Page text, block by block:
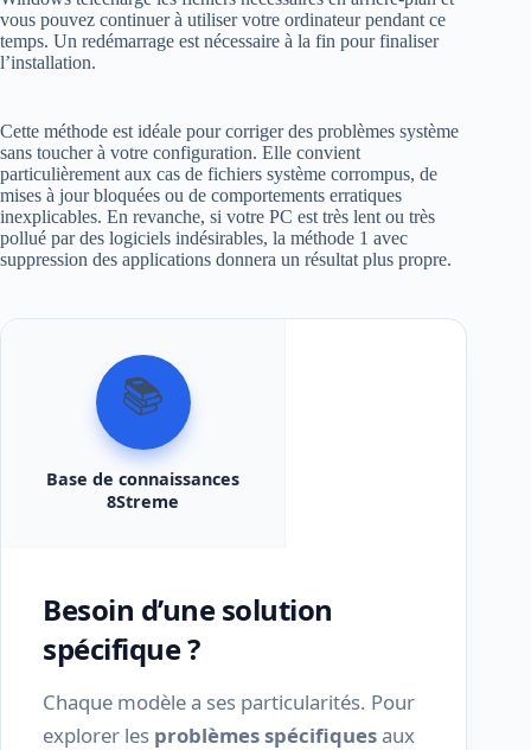
vous pouvez continuer à utiliser votre ordinateur pendant ce
temps. Un redémarrage est nécessaire à la fin pour finaliser
l’installation.
Cette méthode est idéale pour corriger des problèmes système
sans toucher à votre configuration. Elle convient
particulièrement aux cas de fichiers système corrompus, de
mises à jour bloquées ou de comportements erratiques
inexplicables. En revanche, si votre PC est très lent ou très
pollué par des logiciels indésirables, la méthode 1 avec
suppression des applications donnera un résultat plus propre.
📚
Base de connaissances
8Streme
Besoin d’une solution
spécifique ?
Chaque modèle a ses particularités. Pour
explorer les problèmes spécifiquesaux